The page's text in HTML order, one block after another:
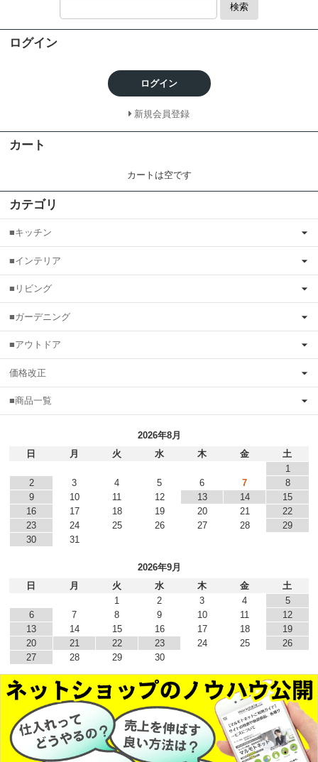
検索
ログイン
ログイン
新規会員登録
カート
カートは空です
カテゴリ
■キッチン
■インテリア
■リビング
■ガーデニング
■アウトドア
価格改正
■商品一覧
2026年8月
日
月 火 水 木 金
土
1
2
3 4 5 6 7
8
9
10 11 12 13 14
15
16
17 18 19 20 21
22
23
24 25 26 27 28
29
30
31
2026年9月
日
月 火 水 木 金
土
1
2 3 4
5
6
7 8 9 10 11
12
13
14 15 16 17 18
19
20
21 22 23 24 25
26
27
28 29 30